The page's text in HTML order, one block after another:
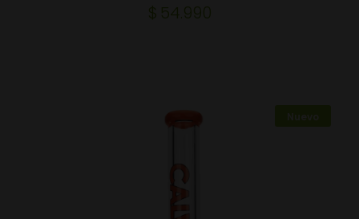
$ 54.990